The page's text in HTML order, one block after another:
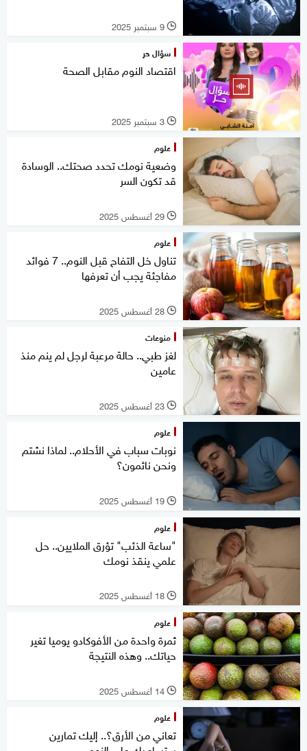
l 9 سبتمبر 2025
سؤال حر
اقتصاد النوم مقابل الصحة
l 3 سبتمبر 2025
علوم
وضعية نومك تحدد صحتك.. الوسادة
قد تكون السر
l 29 أغسطس 2025
علوم
تناول خل التفاح قبل النوم.. 7 فوائد
مفاجئة يجب أن تعرفها
l 28 أغسطس 2025
منوعات
لغز طبي.. حالة مرعبة لرجل لم ينم منذ
عامين
l 23 أغسطس 2025
علوم
نوبات سباب في الأحلام.. لماذا نشتم
ونحن نائمون؟
l 19 أغسطس 2025
علوم
"ساعة الذئب" تؤرق الملايين.. حل
علمي ينقذ نومك
l 18 أغسطس 2025
علوم
ثمرة واحدة من الأفوكادو يوميا تغير
حياتك.. وهذه النتيجة
l 14 أغسطس 2025
علوم
تعاني من الأرق؟.. إليك تمارين